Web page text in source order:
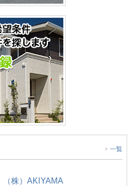
一覧
株）AKIYAMA